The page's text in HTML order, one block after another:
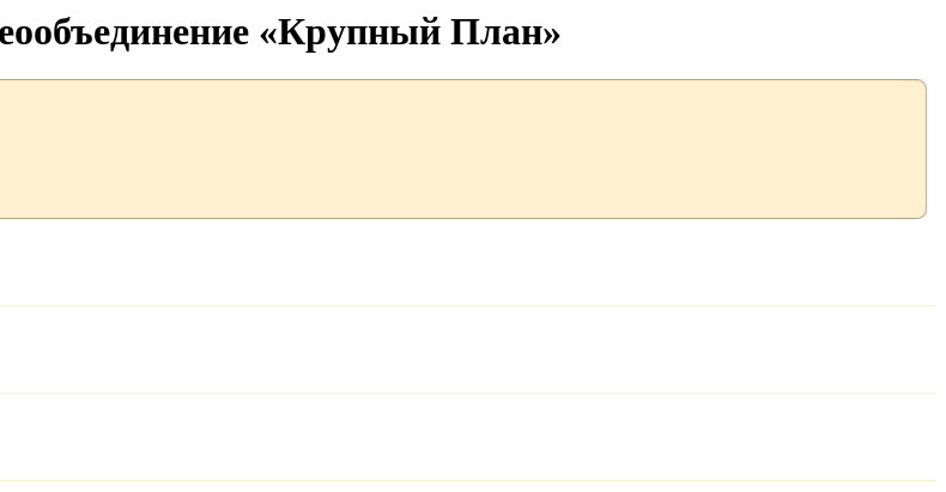
«Крупный План»